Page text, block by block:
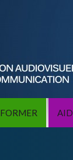
FORMER